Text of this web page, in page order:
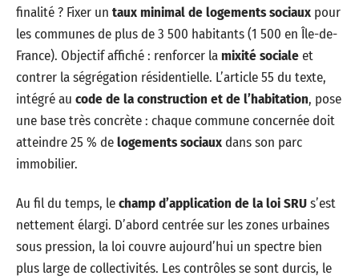
finalité ? Fixer un taux minimal de logements sociaux pour
les communes de plus de 3 500 habitants (1 500 en Île-de-
France). Objectif affiché : renforcer lamixité socialeet
contrer la ségrégation résidentielle. L’article 55 du texte,
intégré au code de la construction et de l’habitation, pose
une base très concrète : chaque commune concernée doit
atteindre 25 % delogements sociauxdans son parc
immobilier.
Au fil du temps, lechamp d’application de la loi SRUs’est
nettement élargi. D’abord centrée sur les zones urbaines
sous pression, la loi couvre aujourd’hui un spectre bien
plus large de collectivités. Les contrôles se sont durcis, le